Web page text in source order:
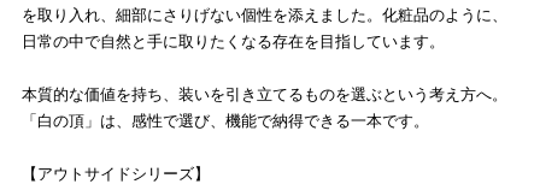
を取り入れ、細部にさりげない個性を添えました。化粧品のように、
日常の中で自然と手に取りたくなる存在を目指しています。
本質的な価値を持ち、装いを引き立てるものを選ぶという考え方へ。
「白の頂」は、感性で選び、機能で納得できる一本です。
【アウトサイドシリーズ】